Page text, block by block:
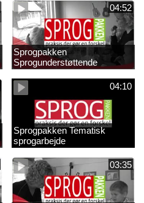
04:52
Sprogpakken
Sprogunderstøttende
strategier 01 2
04:10
Sprogpakken Tematisk
sprogarbejde
03:35